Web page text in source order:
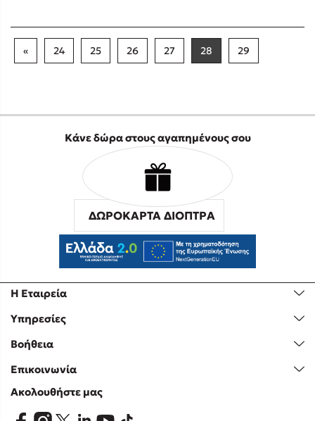
« 24 25 26 27 28 29
Η Εταιρεία
Υπηρεσίες
Βοήθεια
Επικοινωνία
Κάνε δώρα στους αγαπημένους σου
ΔΩΡΟΚΑΡΤΑ ΔΙΟΠΤΡΑ
Ακολουθήστε μας